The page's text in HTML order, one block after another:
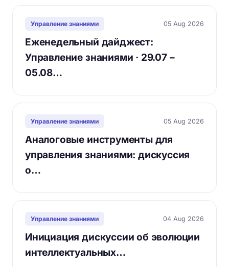
Управление знаниями 05 Aug 2026
Еженедельный дайджест:
Управление знаниями · 29.07 –
05.08…
Управление знаниями 05 Aug 2026
Аналоговые инструменты для
управления знаниями: дискуссия
о…
Управление знаниями 04 Aug 2026
Инициация дискуссии об эволюции
интеллектуальных…